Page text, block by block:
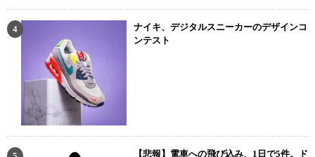
ナイキ、デジタルスニーカーのデザインコ
ンテスト
【悲報】電車への飛び込み、1日で5件。ド